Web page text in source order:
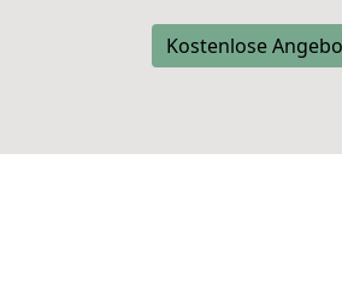
Kostenlose